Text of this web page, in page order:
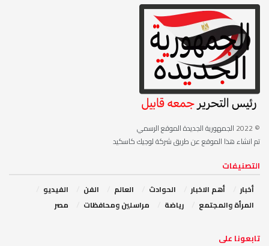
© 2022
الجمهورية الجديدة الموقع الرسمي
تم انشاء هذا الموقع عن طريق شركة لوجيك كاسكيد
التصنيفات
أخبار أهم الاخبار ‏الحوادث ‏العالم الفن
‏الفيديو
‏المرأة والمجتمع
رياضة مراسلين ومحافظات مصر
‏تابعونا على